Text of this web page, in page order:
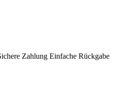
Zahlung Einfache Rückgabe